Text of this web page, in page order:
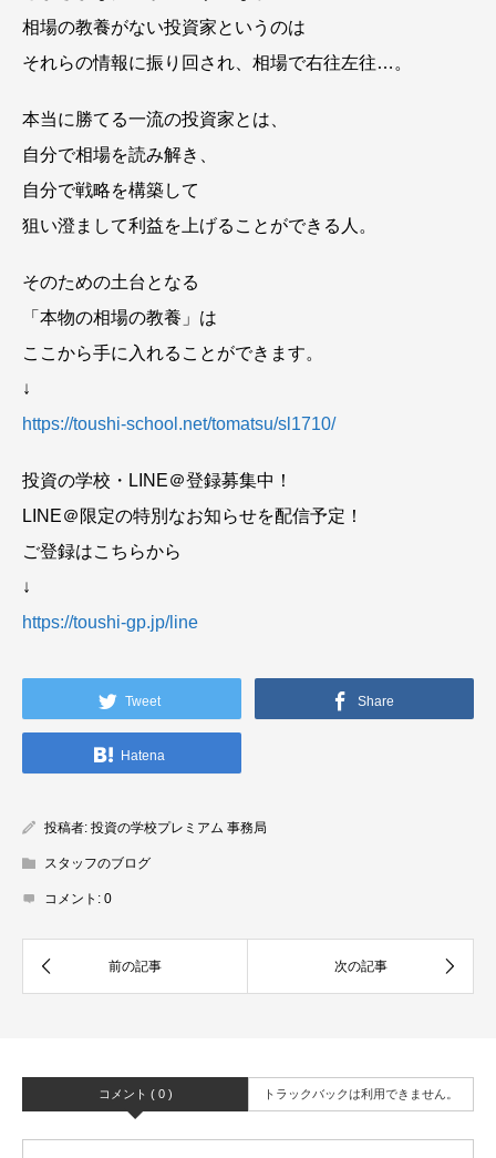
相場の教養がない投資家というのは
それらの情報に振り回され、相場で右往左往…。
本当に勝てる一流の投資家とは、
自分で相場を読み解き、
自分で戦略を構築して
狙い澄まして利益を上げることができる人。
そのための土台となる
「本物の相場の教養」は
ここから手に入れることができます。
↓
https://toushi-school.net/tomatsu/sl1710/
投資の学校・LINE＠登録募集中！
LINE＠限定の特別なお知らせを配信予定！
ご登録はこちらから
↓
https://toushi-gp.jp/line
Tweet Share
Hatena
投稿者: 投資の学校プレミアム 事務局
スタッフのブログ
コメント: 0
コメント ( 0 ) トラックバックは利用できません。